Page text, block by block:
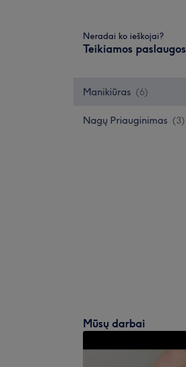
Neradai ko ieškojai?
Teikiamos paslaugos
Manikiūras (6)
Nagų Priauginimas (3)
Mūsų darbai